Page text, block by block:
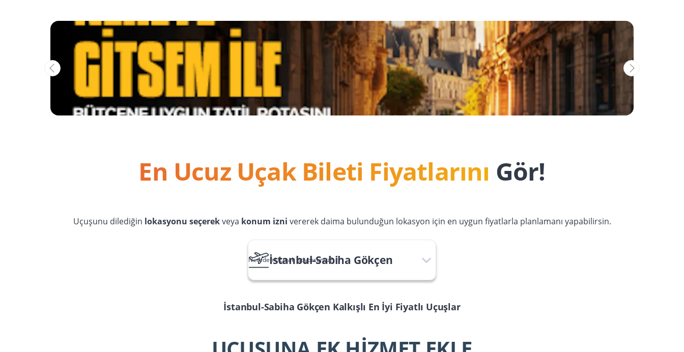
En Ucuz Uçak Bileti Fiyatlarını Gör!
Uçuşunu dilediğin lokasyonu seçerekveya konum izni vererek daima bulunduğun lokasyon için en uygun fiyatlarla planlamanı yapabilirsin.
Nereden Uçmak İstiyorsunuz?
İstanbul-Sabiha Gökçen
İstanbul-Sabiha Gökçen Kalkışlı En İyi Fiyatlı Uçuşlar